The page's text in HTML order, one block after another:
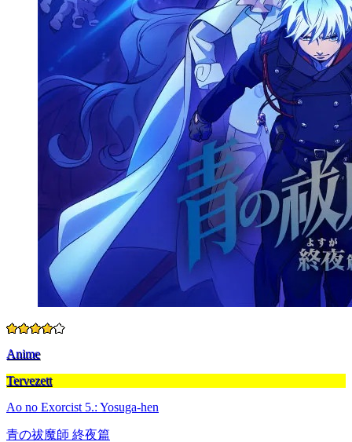
Anime
Tervezett
Ao no Exorcist 5.: Yosuga-hen
青の祓魔師 終夜篇